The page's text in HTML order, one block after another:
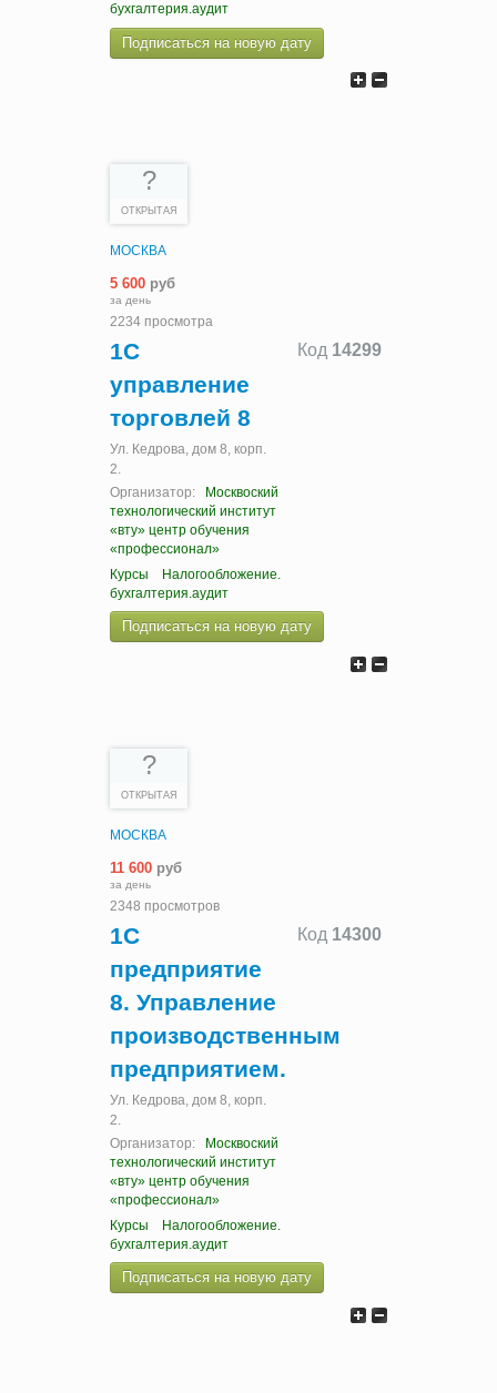
бухгалтерия.аудит
Подписаться на новую дату
?
ОТКРЫТАЯ
МОСКВА
5 600 руб
за день
2234 просмотра
Код 14299
1С
управление
торговлей 8
Ул. Кедрова, дом 8, корп.
2.
Организатор:
Москвоский
технологический институт
«вту» центр обучения
«профессионал»
Курсы
Налогообложение.
бухгалтерия.аудит
Подписаться на новую дату
?
ОТКРЫТАЯ
МОСКВА
11 600 руб
за день
2348 просмотров
Код 14300
1С
предприятие
8. Управление
производственным
предприятием.
Ул. Кедрова, дом 8, корп.
2.
Организатор:
Москвоский
технологический институт
«вту» центр обучения
«профессионал»
Курсы
Налогообложение.
бухгалтерия.аудит
Подписаться на новую дату